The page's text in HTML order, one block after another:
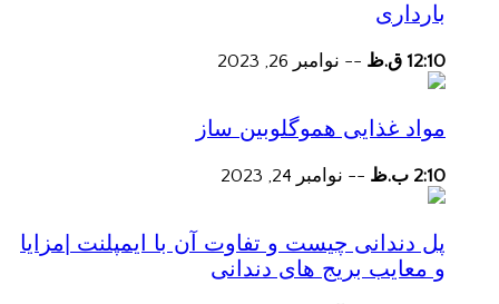
بارداری
12:10 ق.ظ -- نوامبر 26, 2023
مواد غذایی هموگلوبین ساز
2:10 ب.ظ -- نوامبر 24, 2023
پل دندانی چیست و تفاوت آن با ایمپلنت |مزایا
و معایب بریج های دندانی